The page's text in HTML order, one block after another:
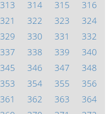
313 314 315
316
321 322 323
324
329 330 331
332
337 338 339
340
345 346 347
348
353 354 355
356
361 362 363
364